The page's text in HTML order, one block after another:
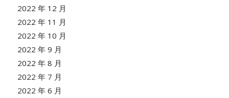
2022 年 12 月
2022 年 11 月
2022 年 10 月
2022 年 9 月
2022 年 8 月
2022 年 7 月
2022 年 6 月